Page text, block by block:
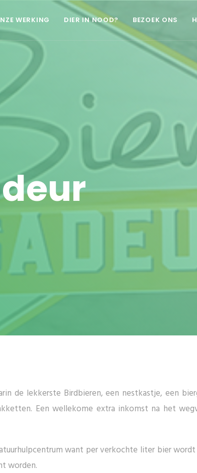
WERKING DIER IN NOOD? BEZOEK ONS
de lekkerste Birdbieren, een nestkastje, een
Een wellekome extra inkomst na het
want per verkochte liter bier
worden.